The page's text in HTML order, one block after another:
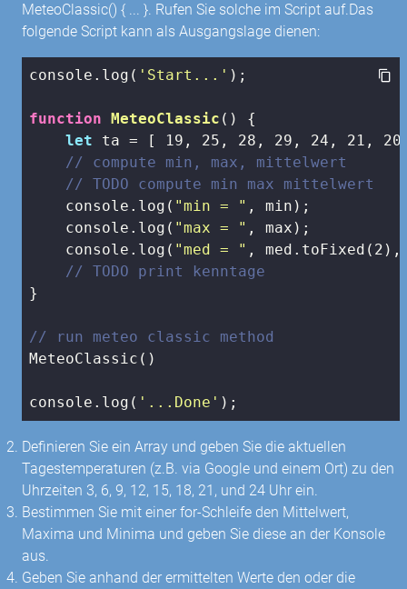
MeteoClassic() { ... }. Rufen Sie solche im Script auf.Das
folgende Script kann als Ausgangslage dienen:
console .log( 'Start...' );
function MeteoClassic ( ) {
let ta = [ 19 , 25 , 28 , 29 , 24 , 21 , 20
// compute min, max, mittelwert
// TODO compute min max mittelwert
console .log( "min = " , min);
console .log( "max = " , max);
console .log( "med = " , med.toFixed( 2
// TODO print kenntage
}
// run meteo classic method
MeteoClassic()
console .log( '...Done' );
Definieren Sie ein Array und geben Sie die aktuellen
Tagestemperaturen (z.B. via Google und einem Ort) zu den
Uhrzeiten 3, 6, 9, 12, 15, 18, 21, und 24 Uhr ein.
Bestimmen Sie mit einer for-Schleife den Mittelwert,
Maxima und Minima und geben Sie diese an der Konsole
aus.
Geben Sie anhand der ermittelten Werte den oder die